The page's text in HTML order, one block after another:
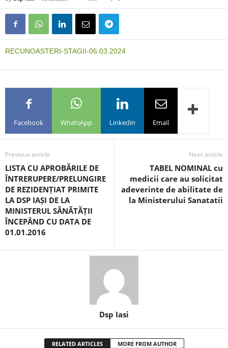
RECUNOASTERI-STAGII-06.03.2024
Facebook WhatsApp Linkedin Email
Previous article
LISTA CU APROBĂRILE DE
ÎNTRERUPERE/PRELUNGIRE
DE REZIDENȚIAT PRIMITE
LA DSP IAȘI DE LA
MINISTERUL SĂNĂTĂȚII
ÎNCEPÂND CU DATA DE
01.01.2016
Next article
TABEL NOMINAL cu
medicii care au solicitat
adeverinte de abilitate de
la Ministerului Sanatatii
Dsp Iasi
RELATED ARTICLES MORE FROM AUTHOR